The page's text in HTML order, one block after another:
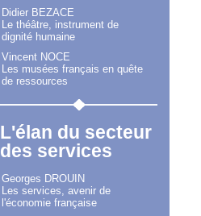
Didier BEZACE
Le théâtre, instrument de
dignité humaine
Vincent NOCE
Les musées français en quête
de ressources
L'élan du secteur
des services
Georges DROUIN
Les services, avenir de
l'économie française